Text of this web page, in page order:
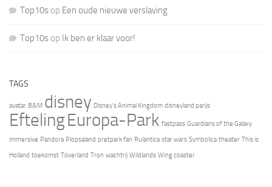
Top10s op Een oude nieuwe verslaving
Top10s op Ik ben er klaar voor!
TAGS
avatar B&M disney Disney's Animal Kingdom disneyland parijs
EftelingEuropa-Park fastpass Guardians of the Galaxy
immersive Pandora Plopsaland pretpark fan Rulantica star wars Symbolica theater This is
Holland toekomst Toverland Tron wachtrij Wildlands Wing coaster